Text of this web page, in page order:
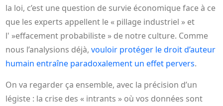
la loi, c’est une question de survie économique face à ce
que les experts appellent le « pillage industriel » et
l' »effacement probabiliste » de notre culture. Comme
nous l’analysions déjà,vouloir protéger le droit d’auteur
humain entraîne paradoxalement un effet pervers.
On va regarder ça ensemble, avec la précision d’un
légiste : la crise des « intrants » où vos données sont